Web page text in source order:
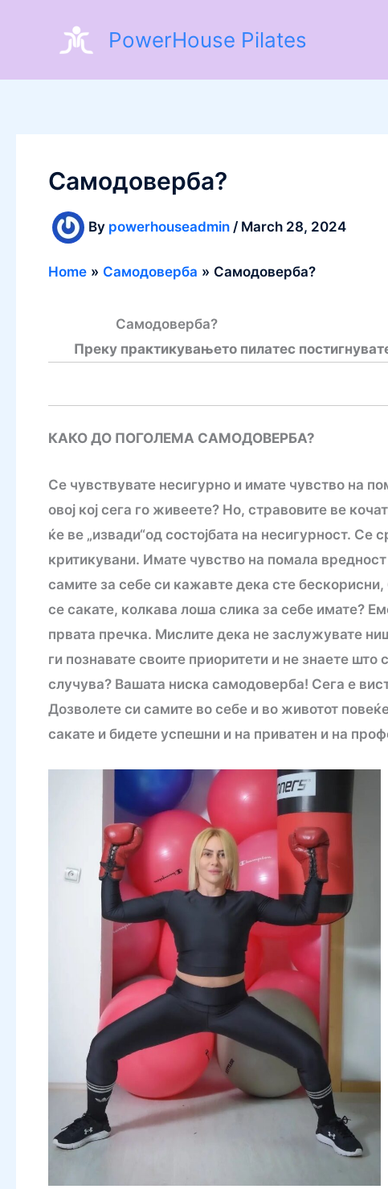
PowerHouse Pilates
Самодоверба?
By powerhouseadmin / March 28, 2024
Home Самодоверба Самодоверба?
Самодоверба?
Преку практикувањето пилатес
КАКО ДО ПОГОЛЕМА САМОДОВЕРБА?
Сe чувствувате несигурно и имате чувство на
овој кој сега го живеете? Но, стравовите ве
ќе ве „извади“од состојбата на несигурност.
критикувани. Имате чувство на помала
самите за себе си кажавте дека сте
се сакате, колкава лоша слика за себе имате?
првата пречка. Мислите дека не заслужувате
ги познавате своите приоритети и не знаете
случува? Вашата ниска самодоверба! Сега е
Дозволете си самите во себе и во животот
сакате и бидете успешни и на приватен и на